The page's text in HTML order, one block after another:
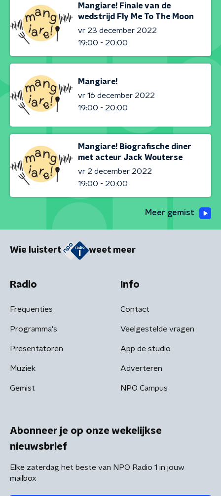
Mangiare! Finale van de
wedstrijd Fly Me To The Moon
vr 23 december 2022
19:00 - 20:00
Mangiare!
vr 16 december 2022
19:00 - 20:00
Mangiare! Biografische diner
met acteur Jack Wouterse
vr 2 december 2022
19:00 - 20:00
Meer gemist
Wie luistert weet meer
Radio
Frequenties
Programma's
Presentatoren
Muziek
Gemist
Info
Contact
Veelgestelde vragen
App de studio
Adverteren
NPO Campus
Abonneer je op onze wekelijkse
nieuwsbrief
Elke zaterdag het beste van NPO Radio 1 in jouw
mailbox